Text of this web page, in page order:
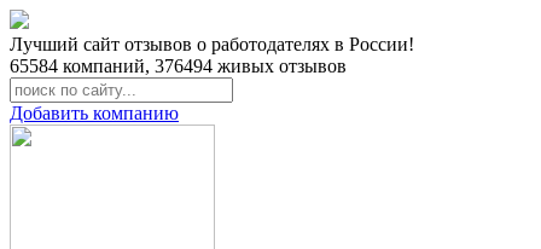
Лучший сайт отзывов о работодателях в России!
65584 компаний, 376494 живых отзывов
Добавить компанию